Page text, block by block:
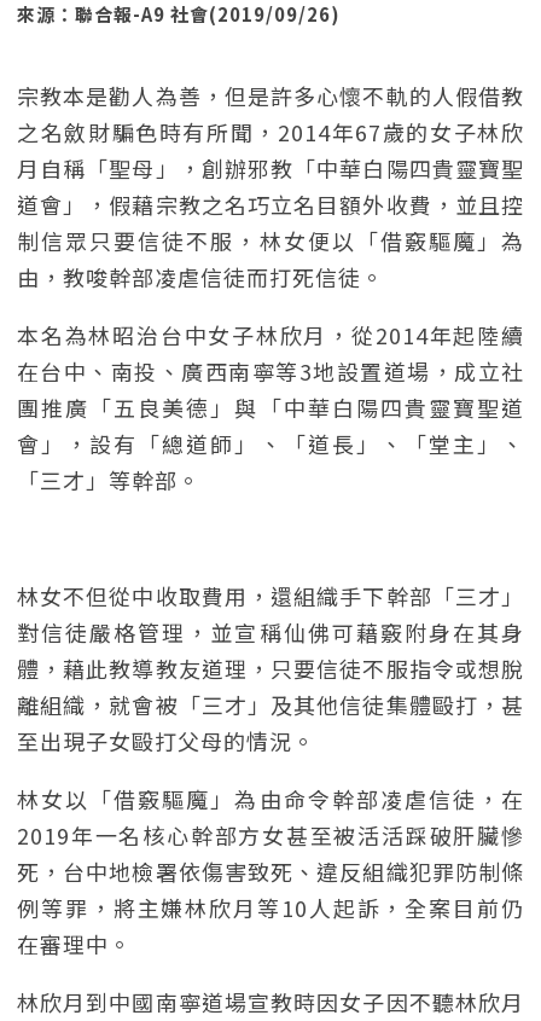
來源：聯合報-A9 社會(2019/09/26)
宗教本是勸人為善，但是許多心懷不軌的人假借教
之名斂財騙色時有所聞，2014年67歲的女子林欣
月自稱「聖母」，創辦邪教「中華白陽四貴靈寶聖
道會」，假藉宗教之名巧立名目額外收費，並且控
制信眾只要信徒不服，林女便以「借竅驅魔」為
由，教唆幹部凌虐信徒而打死信徒。
本名為林昭治台中女子林欣月，從2014年起陸續
在台中、南投、廣西南寧等3地設置道場，成立社
團推廣「五良美德」與「中華白陽四貴靈寶聖道
會」，設有「總道師」、「道長」、「堂主」、
「三才」等幹部。
林女不但從中收取費用，還組織手下幹部「三才」
對信徒嚴格管理，並宣稱仙佛可藉竅附身在其身
體，藉此教導教友道理，只要信徒不服指令或想脫
離組織，就會被「三才」及其他信徒集體毆打，甚
至出現子女毆打父母的情況。
林女以「借竅驅魔」為由命令幹部凌虐信徒，在
2019年一名核心幹部方女甚至被活活踩破肝臟慘
死，台中地檢署依傷害致死、違反組織犯罪防制條
例等罪，將主嫌林欣月等10人起訴，全案目前仍
在審理中。
林欣月到中國南寧道場宣教時因女子因不聽林欣月